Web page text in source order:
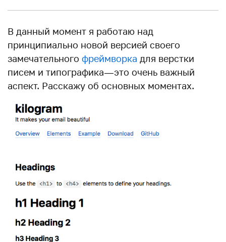
В данный момент я работаю над
принципиально новой версией своего
замечательного фреймворка для верстки
писем и типографика — это очень важный
аспект. Расскажу об основных моментах.